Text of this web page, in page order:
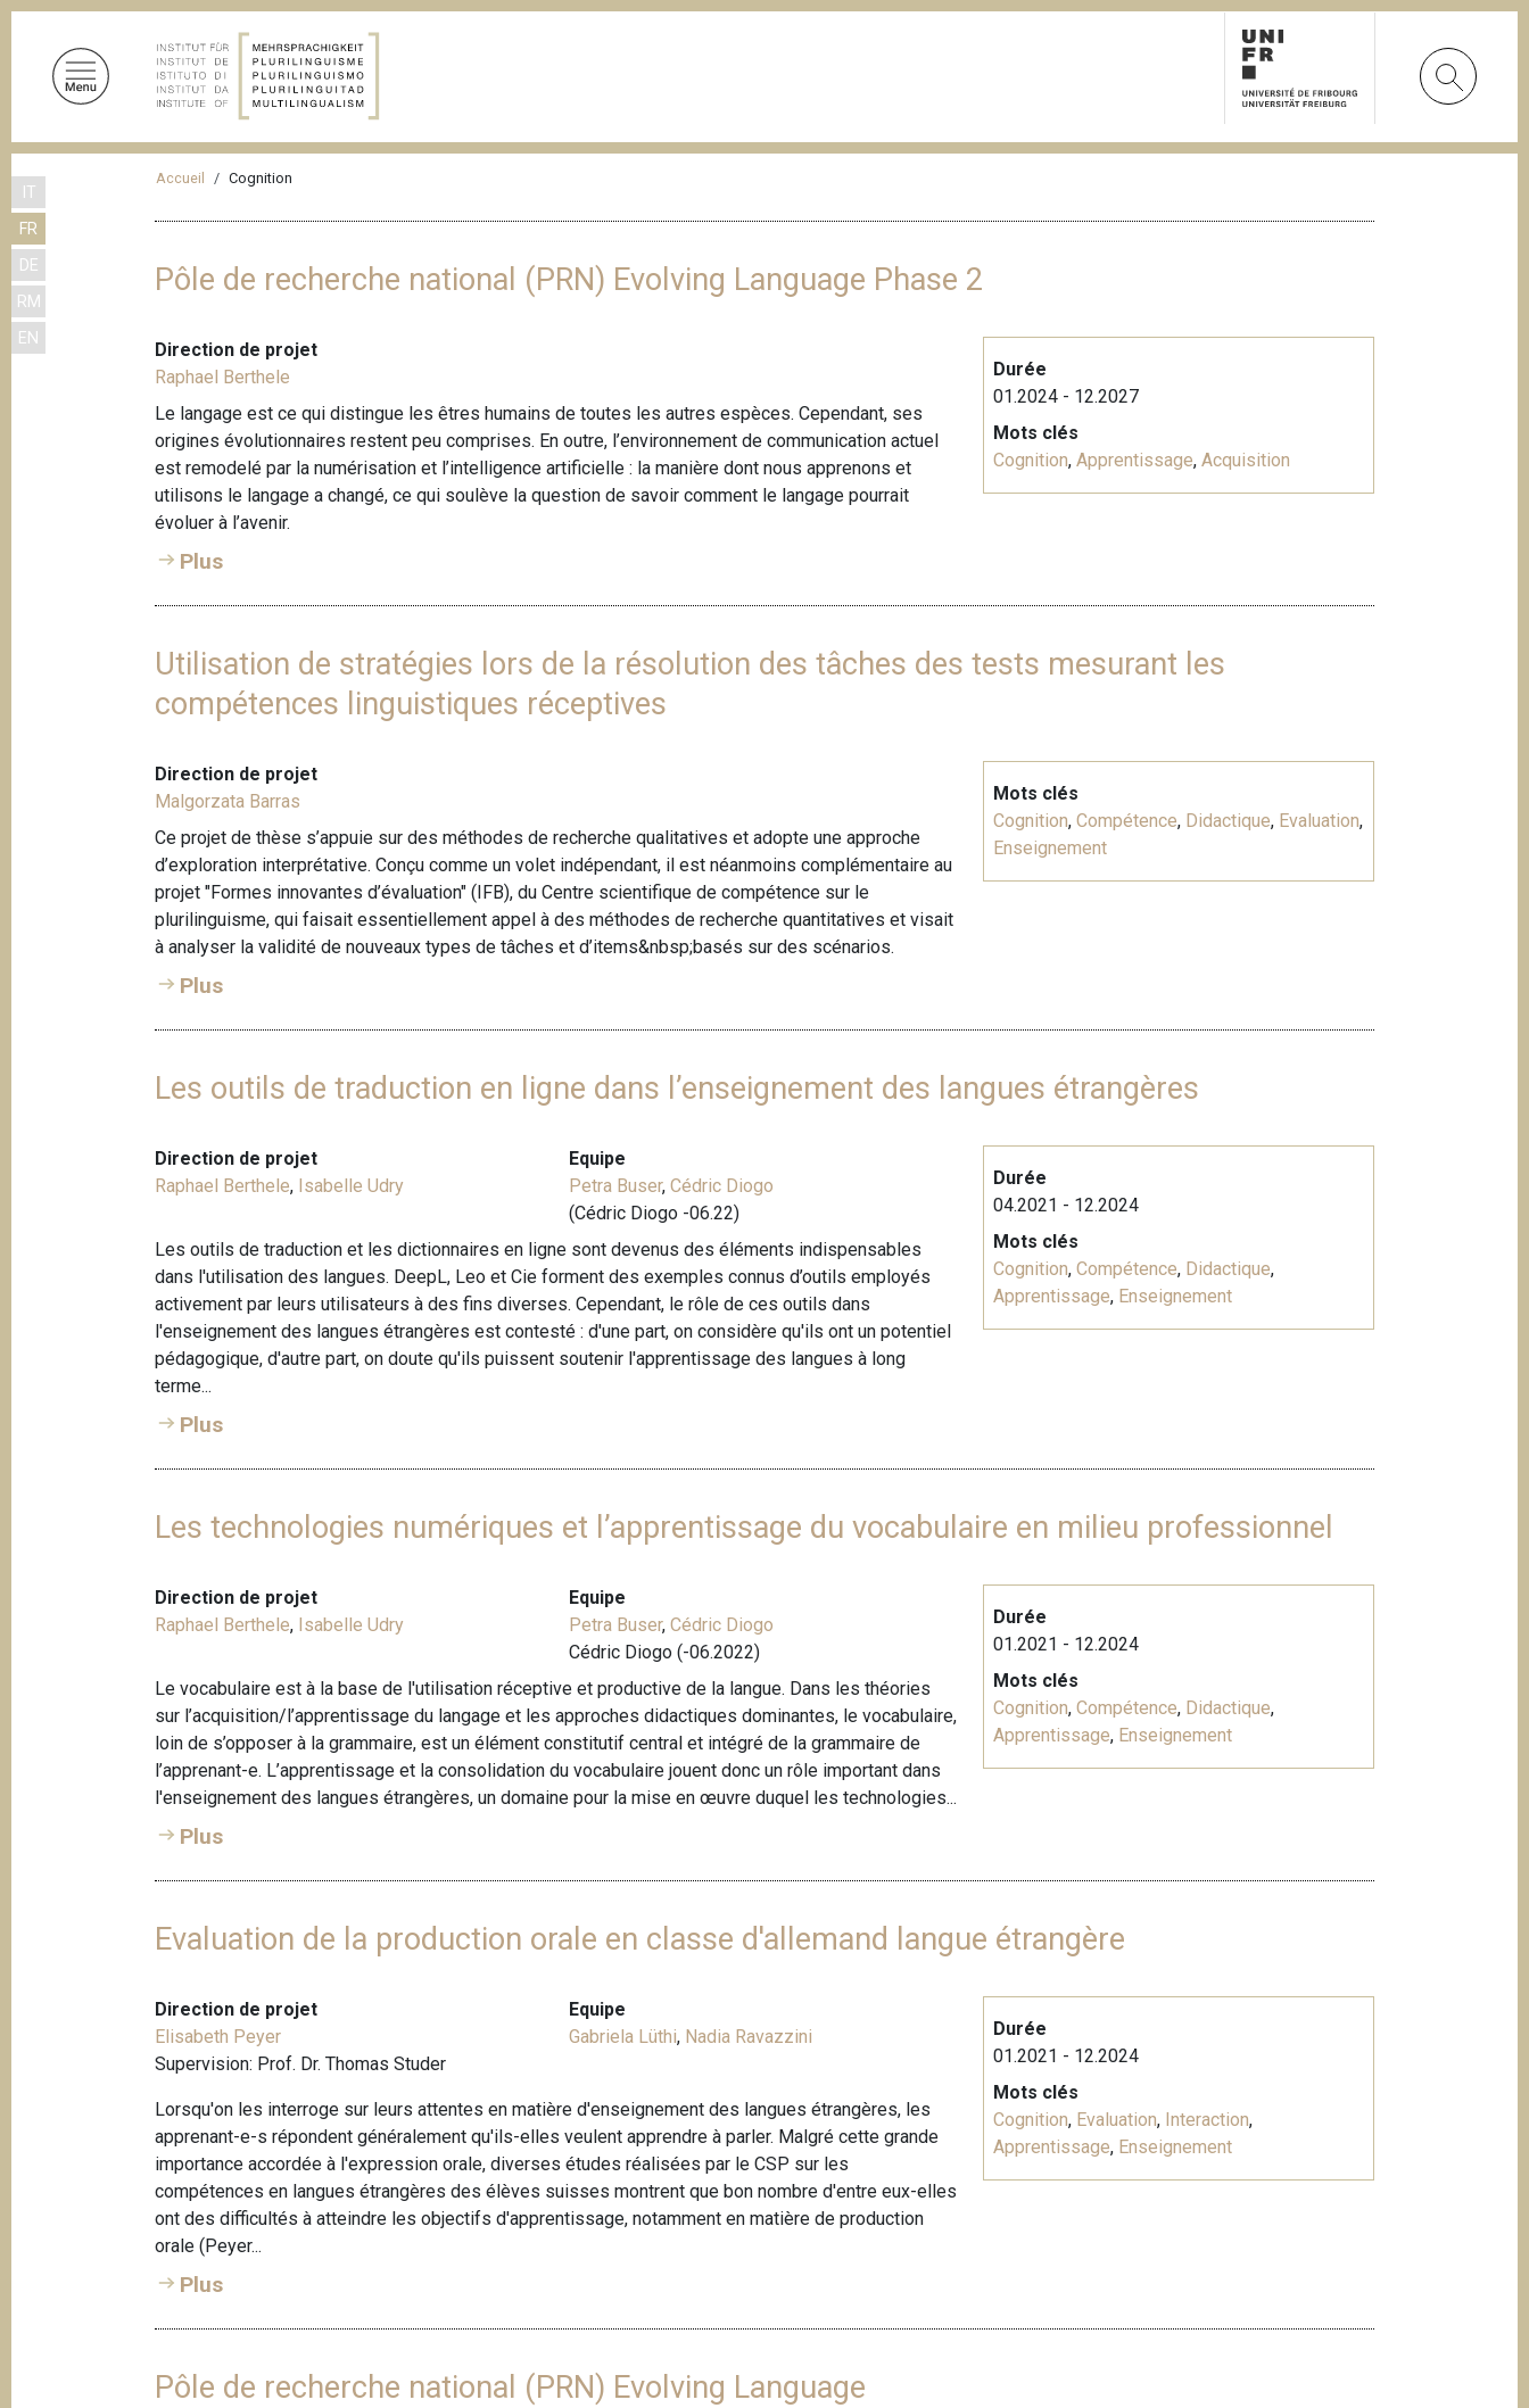
IT
FR
DE
RM
EN
A
Accueil Cognition
Pôle de recherche national (PRN) Evolving Language Phase 2
Direction de projet
Raphael Berthele
Le langage est ce qui distingue les êtres humains de toutes les autres espèces. Cependant, ses
origines évolutionnaires restent peu comprises. En outre, l’environnement de communication actuel
est remodelé par la numérisation et l’intelligence artificielle : la manière dont nous apprenons et
utilisons le langage a changé, ce qui soulève la question de savoir comment le langage pourrait
évoluer à l’avenir.
Plus
Durée
01.2024 - 12.2027
Mots clés
Cognition, Apprentissage, Acquisition
Utilisation de stratégies lors de la résolution des tâches des tests mesurant les
compétences linguistiques réceptives
Direction de projet
Malgorzata Barras
Ce projet de thèse s’appuie sur des méthodes de recherche qualitatives et adopte une approche
d’exploration interprétative. Conçu comme un volet indépendant, il est néanmoins complémentaire au
projet "Formes innovantes d’évaluation" (IFB), du Centre scientifique de compétence sur le
plurilinguisme, qui faisait essentiellement appel à des méthodes de recherche quantitatives et visait
à analyser la validité de nouveaux types de tâches et d’items&nbsp;basés sur des scénarios.
Plus
Mots clés
Cognition, Compétence, Didactique, Evaluation,
Enseignement
Les outils de traduction en ligne dans l’enseignement des langues étrangères
Direction de projet
Raphael Berthele, Isabelle Udry
Equipe
Petra Buser,Cédric Diogo
(Cédric Diogo -06.22)
Les outils de traduction et les dictionnaires en ligne sont devenus des éléments indispensables
dans l'utilisation des langues. DeepL, Leo et Cie forment des exemples connus d’outils employés
activement par leurs utilisateurs à des fins diverses. Cependant, le rôle de ces outils dans
l'enseignement des langues étrangères est contesté : d'une part, on considère qu'ils ont un potentiel
pédagogique, d'autre part, on doute qu'ils puissent soutenir l'apprentissage des langues à long
terme...
Plus
Durée
04.2021 - 12.2024
Mots clés
Cognition, Compétence, Didactique,
Apprentissage, Enseignement
Les technologies numériques et l’apprentissage du vocabulaire en milieu professionnel
Direction de projet
Raphael Berthele, Isabelle Udry
Equipe
Petra Buser,Cédric Diogo
Cédric Diogo (-06.2022)
Le vocabulaire est à la base de l'utilisation réceptive et productive de la langue. Dans les théories
sur l’acquisition/l’apprentissage du langage et les approches didactiques dominantes, le vocabulaire,
loin de s’opposer à la grammaire, est un élément constitutif central et intégré de la grammaire de
l’apprenant-e. L’apprentissage et la consolidation du vocabulaire jouent donc un rôle important dans
l'enseignement des langues étrangères, un domaine pour la mise en œuvre duquel les technologies...
Plus
Durée
01.2021 - 12.2024
Mots clés
Cognition, Compétence, Didactique,
Apprentissage, Enseignement
Evaluation de la production orale en classe d'allemand langue étrangère
Direction de projet
Elisabeth Peyer
Supervision: Prof. Dr. Thomas Studer
Equipe
Gabriela Lüthi, Nadia Ravazzini
Lorsqu'on les interroge sur leurs attentes en matière d'enseignement des langues étrangères, les
apprenant-e-s répondent généralement qu'ils-elles veulent apprendre à parler. Malgré cette grande
importance accordée à l'expression orale, diverses études réalisées par le CSP sur les
compétences en langues étrangères des élèves suisses montrent que bon nombre d'entre eux-elles
ont des difficultés à atteindre les objectifs d'apprentissage, notamment en matière de production
orale (Peyer...
Plus
Durée
01.2021 - 12.2024
Mots clés
Cognition, Evaluation, Interaction,
Apprentissage, Enseignement
Pôle de recherche national (PRN) Evolving Language